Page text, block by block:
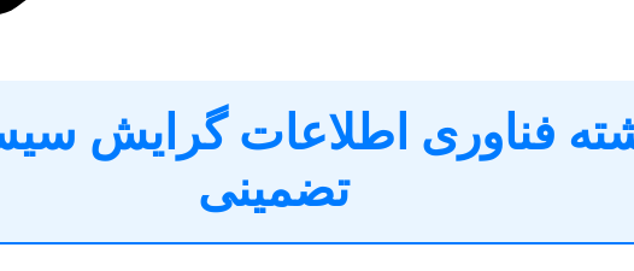
فناوری اطلاعات گرایش
تضمینی